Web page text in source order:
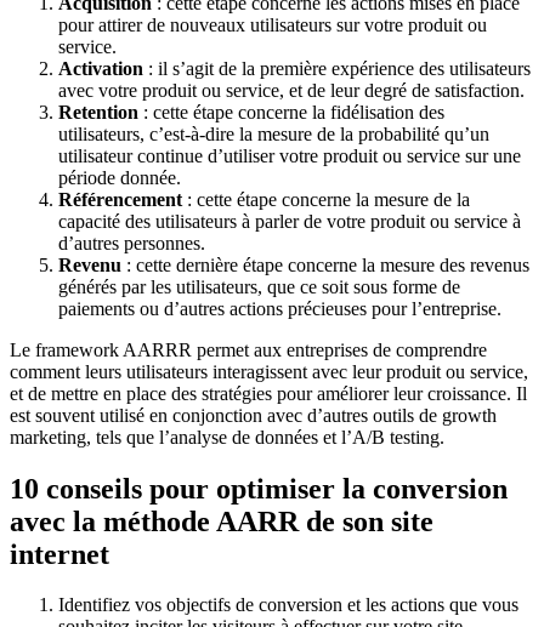
pour attirer de nouveaux utilisateurs sur votre produit ou
service.
Activation : il s’agit de la première expérience des utilisateurs
avec votre produit ou service, et de leur degré de satisfaction.
Retention : cette étape concerne la fidélisation des
utilisateurs, c’est-à-dire la mesure de la probabilité qu’un
utilisateur continue d’utiliser votre produit ou service sur une
période donnée.
Référencement : cette étape concerne la mesure de la
capacité des utilisateurs à parler de votre produit ou service à
d’autres personnes.
Revenu : cette dernière étape concerne la mesure des revenus
générés par les utilisateurs, que ce soit sous forme de
paiements ou d’autres actions précieuses pour l’entreprise.
Le framework AARRR permet aux entreprises de comprendre
comment leurs utilisateurs interagissent avec leur produit ou service,
et de mettre en place des stratégies pour améliorer leur croissance. Il
est souvent utilisé en conjonction avec d’autres outils de growth
marketing, tels que l’analyse de données et l’A/B testing.
10 conseils pour optimiser la conversion
avec la méthode AARR de son site
internet
Identifiez vos objectifs de conversion et les actions que vous